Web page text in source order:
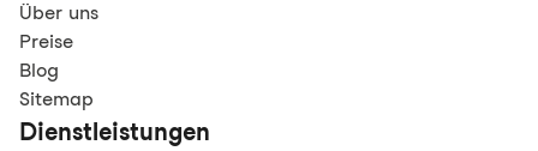
Über uns
Preise
Blog
Sitemap
Dienstleistungen